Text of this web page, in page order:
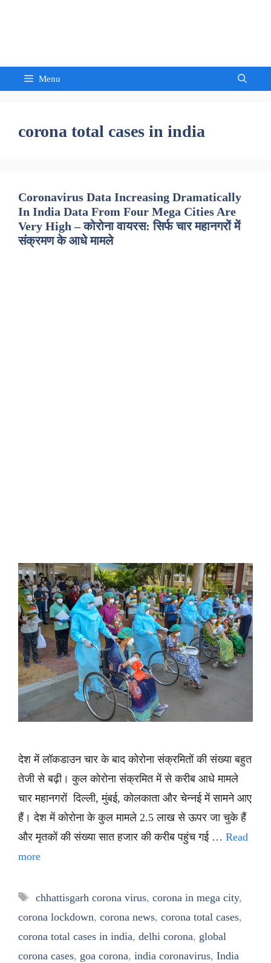
Menu
corona total cases in india
Coronavirus Data Increasing Dramatically
In India Data From Four Mega Cities Are
Very High – कोरोना वायरस: सिर्फ चार महानगरों में
संक्रमण के आधे मामले
देश में लॉकडाउन चार के बाद कोरोना संक्रमितों की संख्या बहुत
तेजी से बढ़ी। कुल कोरोना संक्रमित में से करीब आधे मामले
चार महानगरों दिल्ली, मुंबई, कोलकाता और चेन्नई में सामने आए
हैं। देश में कोरोना के कुल मामले 2.5 लाख से ऊपर जा चुके हैं
और मृतकों की संख्या सात हजार की करीब पहुंच गई … Read
more
Tags
chhattisgarh corona virus, corona in mega city,
corona lockdown, corona news, corona total cases,
corona total cases in india, delhi corona, global
corona cases, goa corona, india coronavirus, India